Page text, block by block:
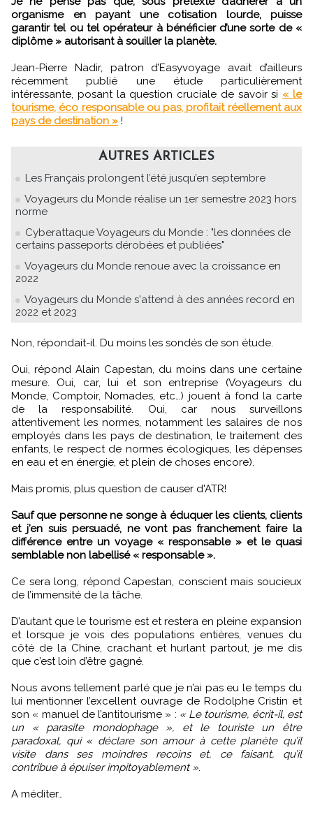
organisme en payant une cotisation lourde, puisse
garantir tel ou tel opérateur à bénéficier d’une sorte de «
diplôme » autorisant à souiller la planète.
Jean-Pierre Nadir, patron d’Easyvoyage avait d’ailleurs
récemment publié une étude particulièrement
intéressante, posant la question cruciale de savoir si « le
tourisme, éco responsable ou pas, profitait réellement aux
pays de destination » !
AUTRES ARTICLES
Les Français prolongent l’été jusqu’en septembre
Voyageurs du Monde réalise un 1er semestre 2023 hors
norme
Cyberattaque Voyageurs du Monde : "les données de
certains passeports dérobées et publiées"
Voyageurs du Monde renoue avec la croissance en
2022
Voyageurs du Monde s'attend à des années record en
2022 et 2023
Non, répondait-il. Du moins les sondés de son étude.
Oui, répond Alain Capestan, du moins dans une certaine
mesure. Oui, car, lui et son entreprise (Voyageurs du
Monde, Comptoir, Nomades, etc…) jouent à fond la carte
de la responsabilité. Oui, car nous surveillons
attentivement les normes, notamment les salaires de nos
employés dans les pays de destination, le traitement des
enfants, le respect de normes écologiques, les dépenses
en eau et en énergie, et plein de choses encore).
Mais promis, plus question de causer d'ATR!
Sauf que personne ne songe à éduquer les clients, clients
et j’en suis persuadé, ne vont pas franchement faire la
différence entre un voyage « responsable » et le quasi
semblable non labellisé « responsable ».
Ce sera long, répond Capestan, conscient mais soucieux
de l’immensité de la tâche.
D’autant que le tourisme est et restera en pleine expansion
et lorsque je vois des populations entières, venues du
côté de la Chine, crachant et hurlant partout, je me dis
que c’est loin d’être gagné.
Nous avons tellement parlé que je n’ai pas eu le temps du
lui mentionner l’excellent ouvrage de Rodolphe Cristin et
son « manuel de l’antitourisme » : « Le tourisme, écrit-il, est
un « parasite mondophage », et le touriste un être
paradoxal, qui « déclare son amour à cette planète qu’il
visite dans ses moindres recoins et, ce faisant, qu’il
contribue à épuiser impitoyablement ».
A méditer…